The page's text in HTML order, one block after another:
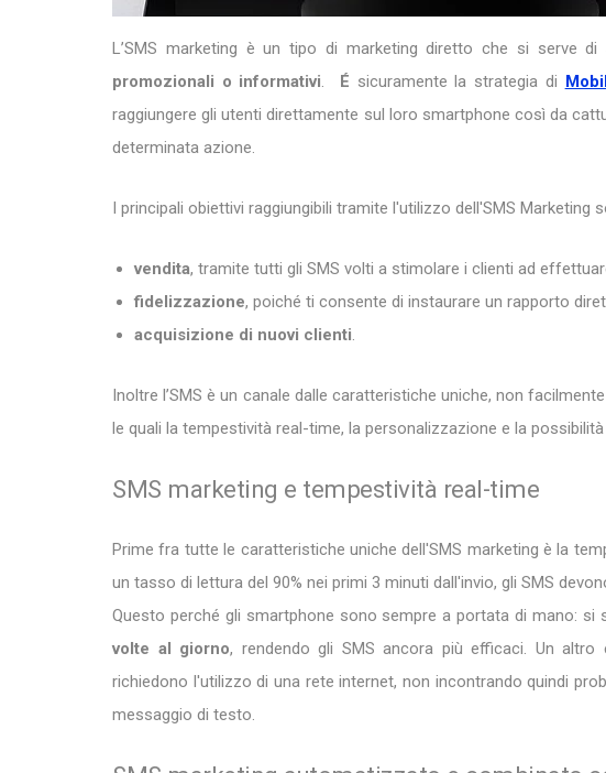
L’SMS marketing è un tipo di marketing diretto che si serve di
promozionali o informativi. É sicuramente la strategia di
raggiungere gli utenti direttamente sul loro smartphone così da
determinata azione.
I principali obiettivi raggiungibili tramite l'utilizzo dell'SMS Marketing
vendita, tramite tutti gli SMS volti a stimolare i clienti ad
fidelizzazione, poiché ti consente di instaurare un rapporto
acquisizione di nuovi clienti.
Inoltre l’SMS è un canale dalle caratteristiche uniche, non
le quali la tempestività real-time, la personalizzazione e la
SMS marketing e tempestività real-time
Prime fra tutte le caratteristiche uniche dell'SMS marketing è la
un tasso di lettura del 90% nei primi 3 minuti dall'invio, gli SMS
Questo perché gli smartphone sono sempre a portata di mano:
volte al giorno, rendendo gli SMS ancora più efficaci. Un
richiedono l'utilizzo di una rete internet, non incontrando quindi
messaggio di testo.